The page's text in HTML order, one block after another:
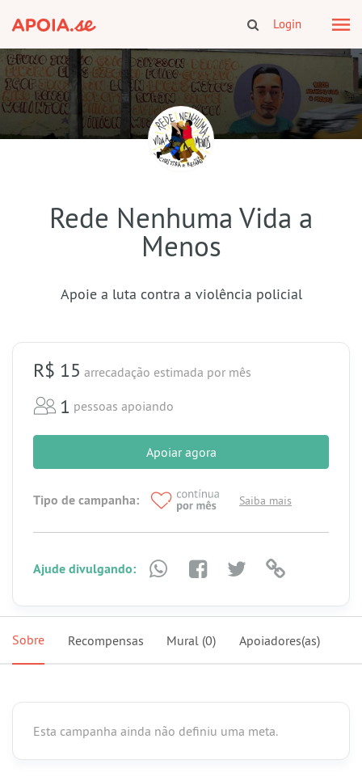
Login
Rede Nenhuma Vida a
Menos
Apoie a luta contra a violência policial
R$ 15 arrecadação estimada por mês
1 pessoas apoiando
Apoiar agora
Tipo de campanha: Saiba mais
Ajude divulgando:
Sobre Recompensas Mural (0) Apoiadores(as)
Esta campanha ainda não definiu uma meta.